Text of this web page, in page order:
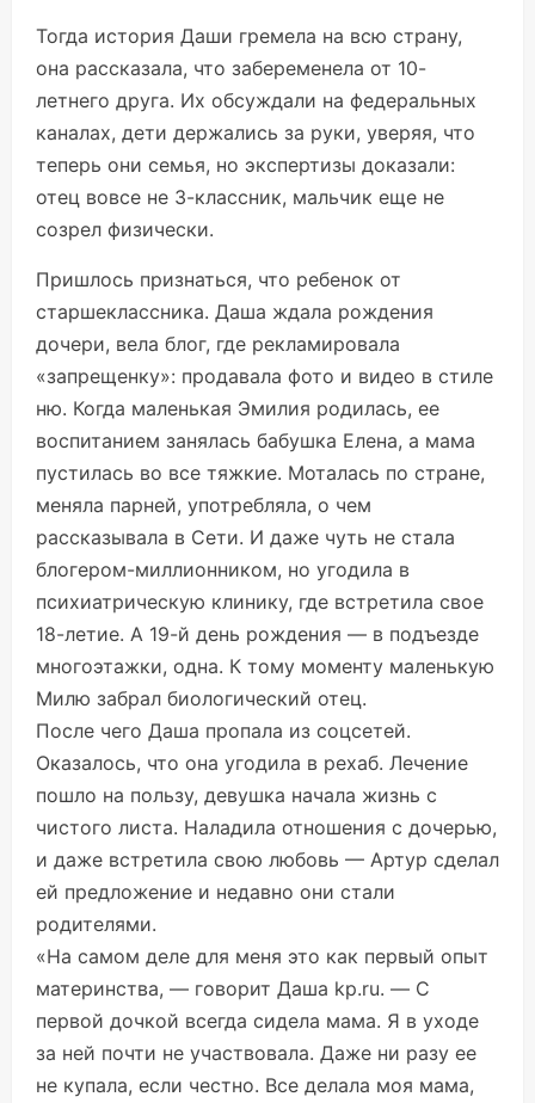
Тогда история Даши гремела на всю страну,
она рассказала, что забеременела от 10-
летнего друга. Их обсуждали на федеральных
каналах, дети держались за руки, уверяя, что
теперь они семья, но экспертизы доказали:
отец вовсе не 3-классник, мальчик еще не
созрел физически.
Пришлось признаться, что ребенок от
старшеклассника. Даша ждала рождения
дочери, вела блог, где рекламировала
«запрещенку»: продавала фото и видео в стиле
ню. Когда маленькая Эмилия родилась, ее
воспитанием занялась бабушка Елена, а мама
пустилась во все тяжкие. Моталась по стране,
меняла парней, употребляла, о чем
рассказывала в Сети. И даже чуть не стала
блогером-миллионником, но угодила в
психиатрическую клинику, где встретила свое
18-летие. А 19-й день рождения — в подъезде
многоэтажки, одна. К тому моменту маленькую
Милю забрал биологический отец.
После чего Даша пропала из соцсетей.
Оказалось, что она угодила в рехаб. Лечение
пошло на пользу, девушка начала жизнь с
чистого листа. Наладила отношения с дочерью,
и даже встретила свою любовь — Артур сделал
ей предложение и недавно они стали
родителями.
«На самом деле для меня это как первый опыт
материнства, — говорит Даша kp.ru. — С
первой дочкой всегда сидела мама. Я в уходе
за ней почти не участвовала. Даже ни разу ее
не купала, если честно. Все делала моя мама,